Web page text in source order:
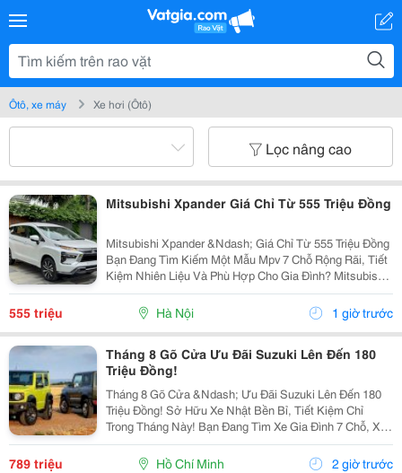
Ôtô, xe máy Xe hơi (Ôtô)
Lọc nâng cao
Mitsubishi Xpander Giá Chỉ Từ 555 Triệu Đồng
Mitsubishi Xpander &Ndash; Giá Chỉ Từ 555 Triệu Đồng
Bạn Đang Tìm Kiếm Một Mẫu Mpv 7 Chỗ Rộng Rãi, Tiết
Kiệm Nhiên Liệu Và Phù Hợp Cho Gia Đình? Mitsubishi
Xpander Là Lựa Chọn Đáng Cân Nhắc Với Thiết Kế
Hiện Đại, Vận Hành Bền Bỉ Và Nhiều Tiện Nghi....
555 triệu Hà Nội 1 giờ trước
Tháng 8 Gõ Cửa Ưu Đãi Suzuki Lên Đến 180
Triệu Đồng!
Tháng 8 Gõ Cửa &Ndash; Ưu Đãi Suzuki Lên Đến 180
Triệu Đồng! Sở Hữu Xe Nhật Bền Bỉ, Tiết Kiệm Chỉ
Trong Tháng Này! Bạn Đang Tìm Xe Gia Đình 7 Chỗ, Xe
Đô Thị Cá Tính Hay Xe Thương Mại Chạy Dịch Vụ?
Suzuki Việt Nam Đang Triển Khai Chương Trình Ưu
789 triệu Hồ Chí Minh 2 giờ trước